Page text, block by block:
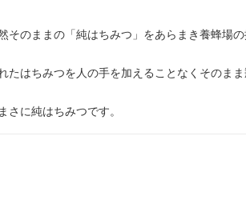
そのままの「純はちみつ」をあらまき養蜂場
たはちみつを人の手を加えることなくそのま
さに純はちみつです。